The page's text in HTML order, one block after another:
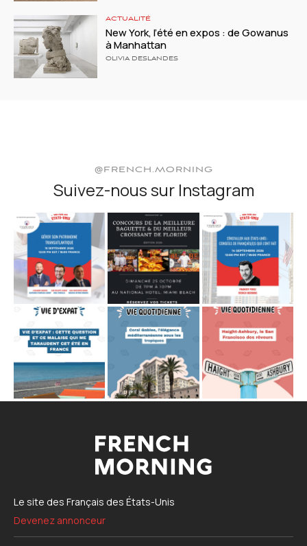
ACTUALITÉ
New York, l’été en expos : de Gowanus
à Manhattan
OLIVIA DESLANDES
@FRENCH.MORNING
Suivez-nous sur Instagram
Le site des Français des États-Unis
Devenez annonceur